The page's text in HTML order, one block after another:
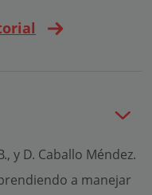
y D. Caballo Méndez.
a manejar